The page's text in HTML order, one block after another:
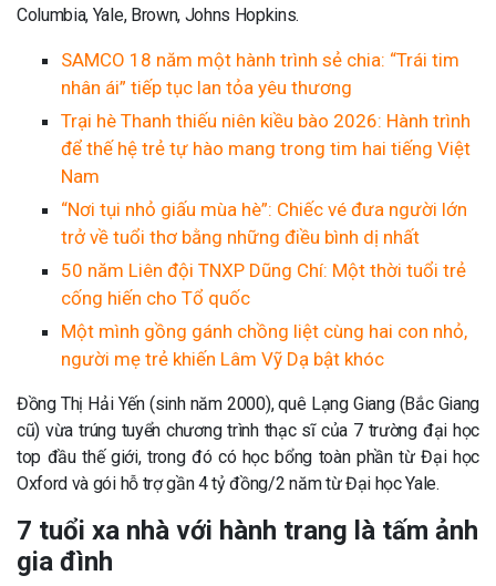
Columbia, Yale, Brown, Johns Hopkins.
SAMCO 18 năm một hành trình sẻ chia: “Trái tim
nhân ái” tiếp tục lan tỏa yêu thương
Trại hè Thanh thiếu niên kiều bào 2026: Hành trình
để thế hệ trẻ tự hào mang trong tim hai tiếng Việt
Nam
“Nơi tụi nhỏ giấu mùa hè”: Chiếc vé đưa người lớn
trở về tuổi thơ bằng những điều bình dị nhất
50 năm Liên đội TNXP Dũng Chí: Một thời tuổi trẻ
cống hiến cho Tổ quốc
Một mình gồng gánh chồng liệt cùng hai con nhỏ,
người mẹ trẻ khiến Lâm Vỹ Dạ bật khóc
Đồng Thị Hải Yến (sinh năm 2000), quê Lạng Giang (Bắc Giang
cũ) vừa trúng tuyển chương trình thạc sĩ của 7 trường đại học
top đầu thế giới, trong đó có học bổng toàn phần từ Đại học
Oxford và gói hỗ trợ gần 4 tỷ đồng/2 năm từ Đại học Yale.
7 tuổi xa nhà với hành trang là tấm ảnh
gia đình